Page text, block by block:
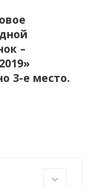
–
3-е место.